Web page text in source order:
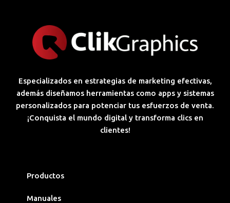
Especializados en estrategias de marketing efectivas,
además diseñamos herramientas como apps y sistemas
personalizados para potenciar tus esfuerzos de venta.
¡Conquista el mundo digital y transforma clics en
clientes!
Productos
Manuales